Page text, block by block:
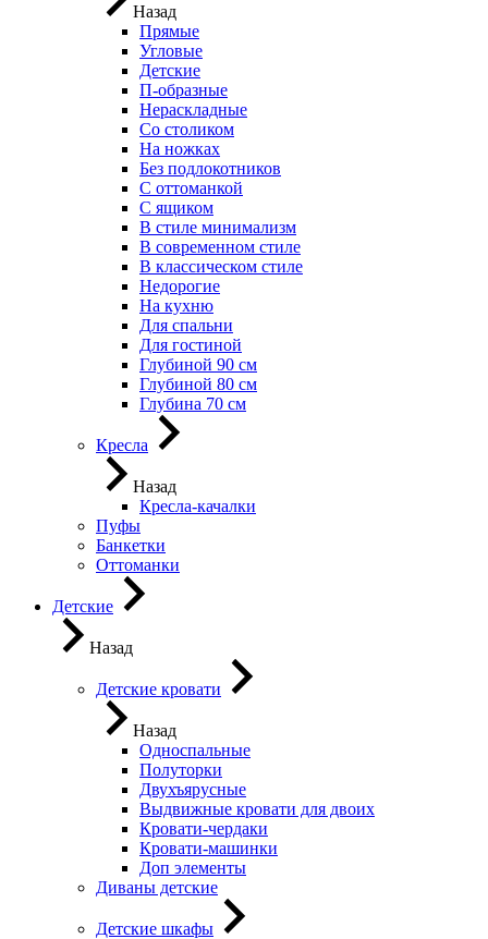
Назад
Прямые
Угловые
Детские
П-образные
Нераскладные
Со столиком
На ножках
Без подлокотников
С оттоманкой
С ящиком
В стиле минимализм
В современном стиле
В классическом стиле
Недорогие
На кухню
Для спальни
Для гостиной
Глубиной 90 см
Глубиной 80 см
Глубина 70 см
Кресла
Назад
Кресла-качалки
Пуфы
Банкетки
Оттоманки
Детские
Назад
Детские кровати
Назад
Односпальные
Полуторки
Двухъярусные
Выдвижные кровати для двоих
Кровати-чердаки
Кровати-машинки
Доп элементы
Диваны детские
Детские шкафы